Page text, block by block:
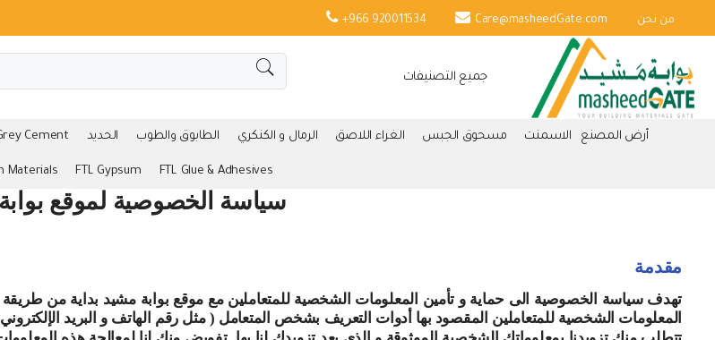
+966 920011534 Care@masheedGate.com من نحن
جميع التصنيفات
أرض المصنع الاسمنت مسحوق الجبس الغراء اللاصق الرمال و الكنكري الطابوق والطوب الحديد Cement
FTL Glue & Adhesives
FTL Gypsum
Materials
سياسة الخصوصية لموقع
مقدمة
تهدف سياسة الخصوصية الى حماية و تأمين المعلومات الشخصية للمتعاملين مع موقع بوابة مشيد بداية من طريقة
المعلومات الشخصية للمتعاملين المقصود بها أدوات التعريف بشخص المتعامل ( مثل رقم الهاتف و البريد الإلكتروني